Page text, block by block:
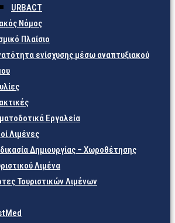
URBACT
Νόμος
Πλαίσιο
ενίσχυσης μέσω αναπτυξιακού
Εργαλεία
Λιμένες
Δημιουργίας – Χωροθέτησης
Λιμένα
Τουριστικών Λιμένων